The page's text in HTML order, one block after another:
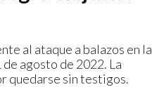
al ataque a balazos en la
agosto de 2022. La
quedarse sin testigos.